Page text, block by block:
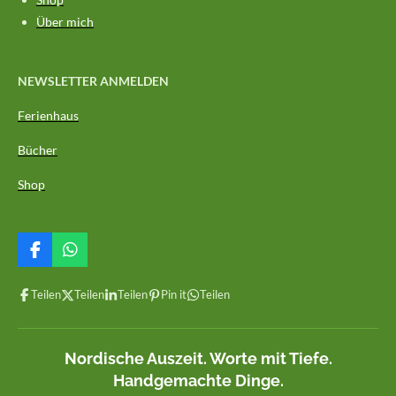
Über mich
NEWSLETTER ANMELDEN
Ferienhaus
Bücher
Shop
F
a
c
e
W
h
a
t
p
p
Teilen Teilen Teilen Pin it Teilen
Nordische Auszeit. Worte mit Tiefe.
Handgemachte Dinge.